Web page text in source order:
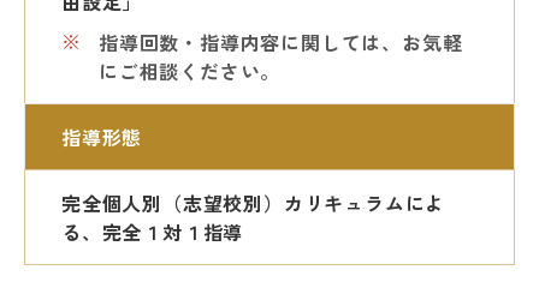
指導回数・指導内容に関しては、お気軽
にご相談ください。
指導形態
完全個人別（志望校別）カリキュラムによ
る、完全１対１指導